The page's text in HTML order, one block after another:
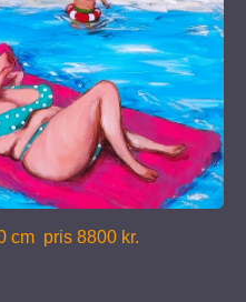
cm pris 8800 kr.